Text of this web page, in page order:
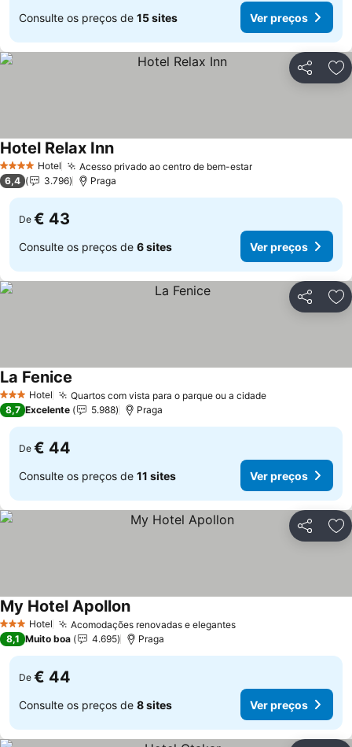
Consulte os preços de 15 sites Ver preços
Partilhar
4 EstrelasHotel Acesso privado ao centro de bem-estar
Hotel Relax Inn
6,4 3.796 Praga
De € 43
Consulte os preços de 6 sites Ver preços
Partilhar
3 EstrelasHotel Quartos com vista para o parque ou a cidade
La Fenice
8,7 Excelente 5.988 Praga
De € 44
Consulte os preços de 11 sites Ver preços
Partilhar
3 EstrelasHotel Acomodações renovadas e elegantes
My Hotel Apollon
8,1 Muito boa 4.695 Praga
De € 44
Consulte os preços de 8 sites Ver preços